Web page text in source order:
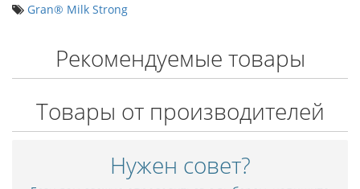
Gran® Milk Strong
Рекомендуемые товары
Товары от производителей
Нужен совет?